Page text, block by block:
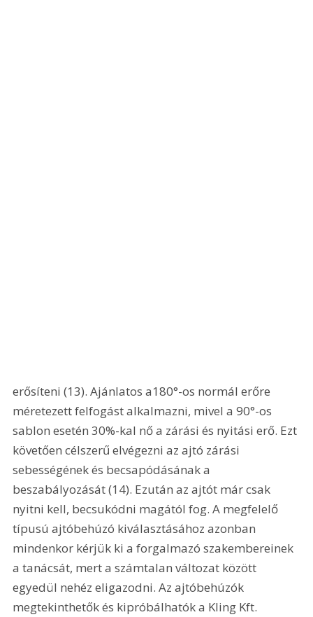
erősíteni (13). Ajánlatos a180°-os normál erőre
méretezett felfogást alkalmazni, mivel a 90°-os
sablon esetén 30%-kal nő a zárási és nyitási erő. Ezt
követően célszerű elvégezni az ajtó zárási
sebességének és becsapódásának a
beszabályozását (14). Ezután az ajtót már csak
nyitni kell, becsukódni magától fog. A megfelelő
típusú ajtóbehúzó kiválasztásához azonban
mindenkor kérjük ki a forgalmazó szakembereinek
a tanácsát, mert a számtalan változat között
egyedül nehéz eligazodni. Az ajtóbehúzók
megtekinthetők és kipróbálhatók a Kling Kft.